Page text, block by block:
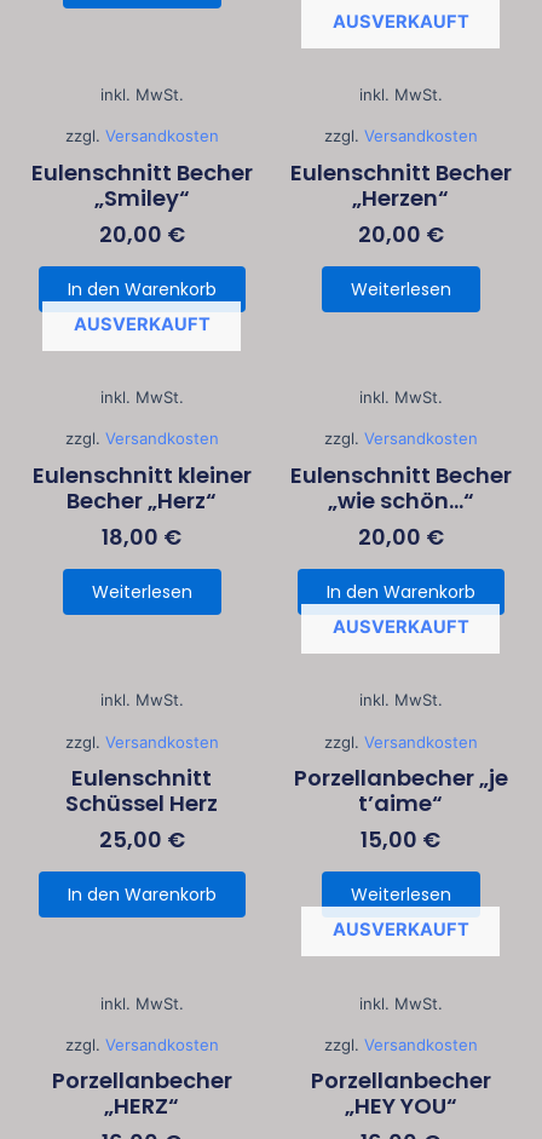
inkl. MwSt.
zzgl. Versandkosten
Eulenschnitt Becher
„Smiley“
20,00 €
In den Warenkorb
AUSVERKAUFT
inkl. MwSt.
zzgl. Versandkosten
Eulenschnitt Becher
„Herzen“
20,00 €
Weiterlesen
AUSVERKAUFT
inkl. MwSt.
zzgl. Versandkosten
Eulenschnitt kleiner
Becher „Herz“
18,00 €
Weiterlesen
inkl. MwSt.
zzgl. Versandkosten
Eulenschnitt Becher
„wie schön…“
20,00 €
In den Warenkorb
inkl. MwSt.
zzgl. Versandkosten
Eulenschnitt
Schüssel Herz
25,00 €
In den Warenkorb
AUSVERKAUFT
inkl. MwSt.
zzgl. Versandkosten
Porzellanbecher „je
t’aime“
15,00 €
Weiterlesen
inkl. MwSt.
zzgl. Versandkosten
Porzellanbecher
„HERZ“
AUSVERKAUFT
inkl. MwSt.
zzgl. Versandkosten
Porzellanbecher
„HEY YOU“